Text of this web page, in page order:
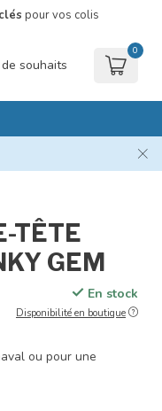
pour vos colis
souhaits
0
TÊTE
GEM
En stock
Disponibilité en boutique
ou pour une